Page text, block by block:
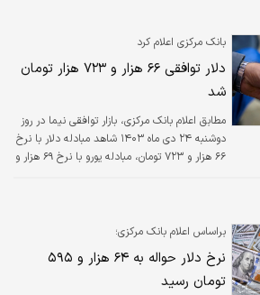
بانک مرکزی اعلام کرد
دلار توافقی ۶۶ هزار و ۷۲۳ هزار تومان
شد
مطابق اعلام بانک مرکزی، بازار توافقی نیما در روز
دوشنبه ۲۴ دی ماه ۱۴۰۳ شاهد مبادله دلار با نرخ
۶۶ هزار و ۷۲۳ تومان، مبادله یورو با نرخ ۶۹ هزار و
براساس اعلام بانک مرکزی؛
نرخ دلار حواله به ۶۴ هزار و ۵۹۵
تومان رسید